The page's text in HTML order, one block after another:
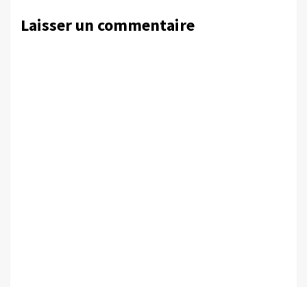
Laisser un commentaire